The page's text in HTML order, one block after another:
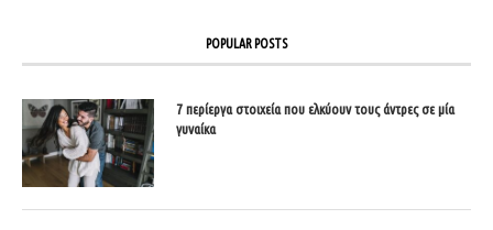
POPULAR POSTS
7 περίεργα στοιχεία που ελκύουν τους άντρες σε μία
γυναίκα